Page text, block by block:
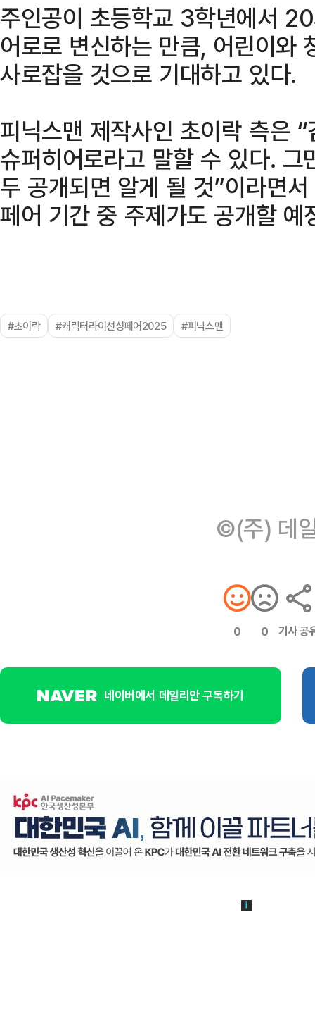
주인공이 초등학교 3학년에서
어로로 변신하는 만큼, 어린이와
사로잡을 것으로 기대하고 있다.
피닉스맨 제작사인 초이락 측은
슈퍼히어로라고 말할 수 있다.
두 공개되면 알게 될 것”이라면
페어 기간 중 주제가도 공개할 예
#초이락 #캐릭터라이선싱페어2025 #피닉스맨
©(주) 데
0 0 기사 공
네이버에서 데일리안 구독하기